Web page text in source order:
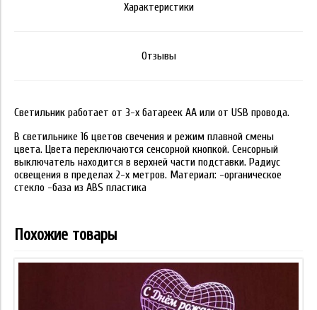
Характеристики
Отзывы
Светильник работает от 3-х батареек АА или от USB провода.
В светильнике 16 цветов свечения и режим плавной смены
цвета. Цвета переключаются сенсорной кнопкой. Сенсорный
выключатель находится в верхней части подставки. Радиус
освещения в пределах 2-х метров. Материал: -органическое
стекло -база из ABS пластика
Похожие товары